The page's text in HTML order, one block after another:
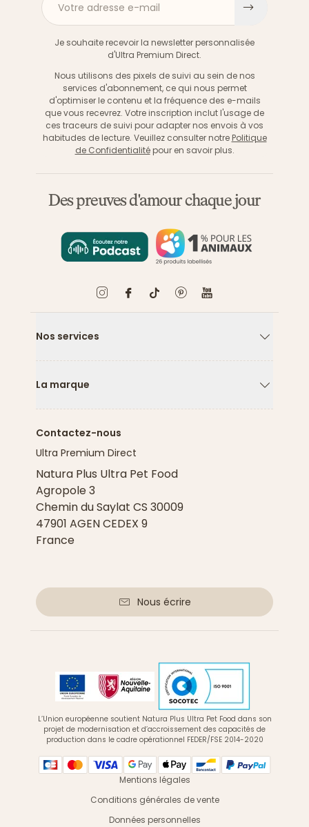
Votre adresse e-mail
Je souhaite recevoir la newsletter personnalisée
d'Ultra Premium Direct.
Nous utilisons des pixels de suivi au sein de nos
services d'abonnement, ce qui nous permet
d'optimiser le contenu et la fréquence des e-mails
que vous recevrez. Votre inscription inclut l'usage de
ces traceurs de suivi pour adapter nos envois à vos
habitudes de lecture. Veuillez consulter notre Politique
de Confidentialitépour en savoir plus.
Des preuves d'amour chaque jour
Nos services
La marque
Contactez-nous
Ultra Premium Direct
Natura Plus Ultra Pet Food
Agropole 3
Chemin du Saylat CS 30009
47901 AGEN CEDEX 9
France
Nous écrire
L’Union européenne soutient Natura Plus Ultra Pet Food dans son
projet de modernisation et d’accroissement des capacités de
production dans le cadre opérationnel FEDER/FSE 2014-2020
Mentions légales
Conditions générales de vente
Données personnelles